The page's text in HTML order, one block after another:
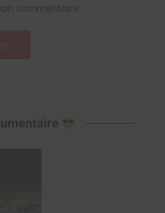
commentaire.